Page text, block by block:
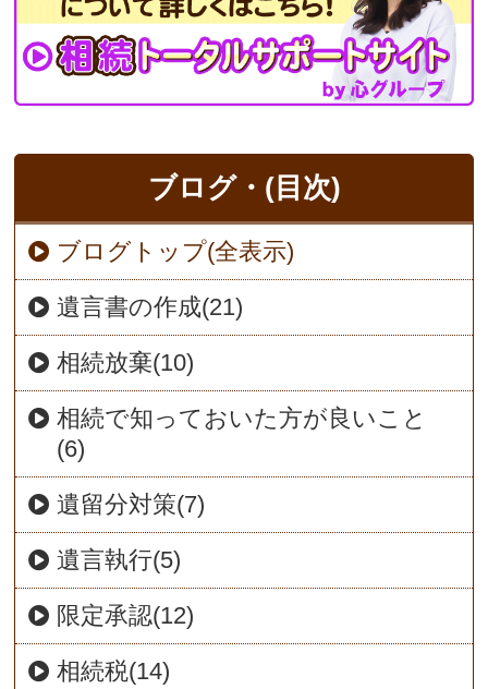
ブログ・(目次)
ブログトップ(全表示)
遺言書の作成(21)
相続放棄(10)
相続で知っておいた方が良いこと
(6)
遺留分対策(7)
遺言執行(5)
限定承認(12)
相続税(14)